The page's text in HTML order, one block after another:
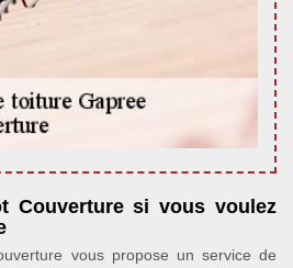
Couverture si vous voulez
vous propose un service de